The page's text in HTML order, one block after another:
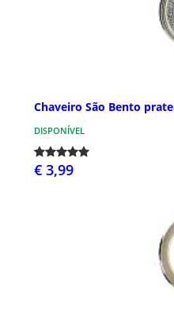
Chaveiro São Bento
DISPONÍVEL
€ 3,99